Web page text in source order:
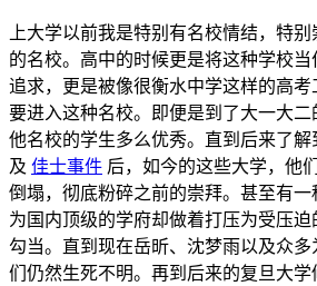
上大学以前我是特别有名校情结，特
的名校。高中的时候更是将这种学校
追求，更是被像很衡水中学这样的高
要进入这种名校。即便是到了大一大
他名校的学生多么优秀。直到后来了解
及 佳士事件 后，如今的这些大学，他
倒塌，彻底粉碎之前的崇拜。甚至有
为国内顶级的学府却做着打压为受压
勾当。直到现在岳昕、沈梦雨以及众
们仍然生死不明。再到后来的复旦大